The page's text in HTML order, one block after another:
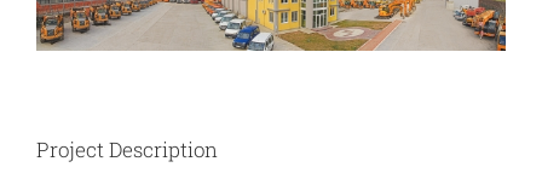
Image
Project Description